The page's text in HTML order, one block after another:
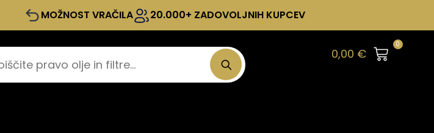
MOŽNOST VRAČILA 20.000+ ZADOVOLJNIH KUPCEV
0,00 €
0